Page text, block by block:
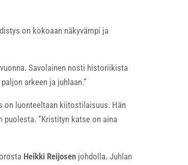
on kokoaan näkyvämpi ja
Savolainen nosti historiikista
arkeen ja juhlaan.”
on luonteeltaan kiitostilaisuus. Hän
”Kristityn katse on aina
Heikki Reijosenjohdolla. Juhlan